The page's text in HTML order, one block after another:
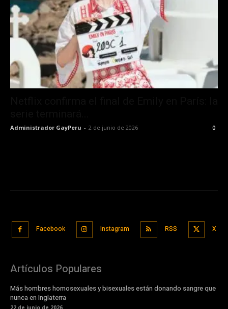
Administrador GayPeru - 2 de junio de 2026 0
Facebook Instagram RSS X
Artículos Populares
Más hombres homosexuales y bisexuales están donando sangre que
nunca en Inglaterra
22 de junio de 2026